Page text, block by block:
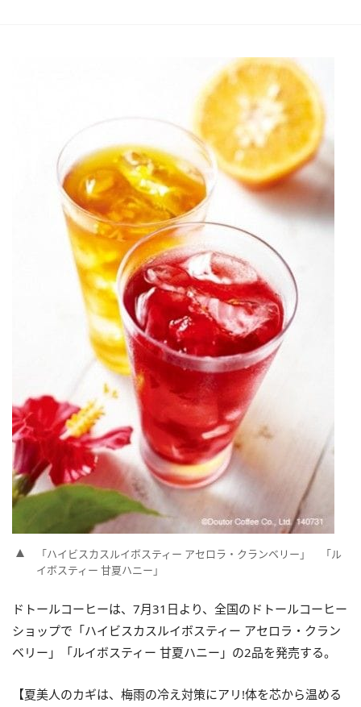
「ハイビスカスルイボスティー アセロラ・クランベリー」 「ル
イボスティー 甘夏ハニー」
ドトールコーヒーは、7月31日より、全国のドトールコーヒー
ショップで「ハイビスカスルイボスティー アセロラ・クラン
ベリー」「ルイボスティー 甘夏ハニー」の2品を発売する。
【夏美人のカギは、梅雨の冷え対策にアリ!体を芯から温める